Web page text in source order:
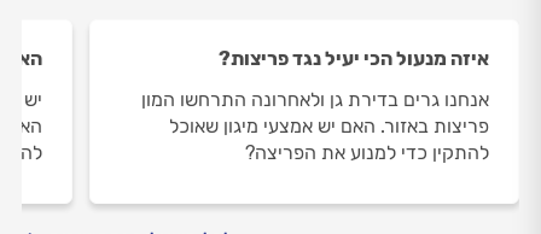
איזה מנעול הכי יעיל נגד פריצות?
אנחנו גרים בדירת גן ולאחרונה התרחשו המון
פריצות באזור. האם יש אמצעי מיגון שאוכל
להתקין כדי למנוע את הפריצה?
האם
יש
האם